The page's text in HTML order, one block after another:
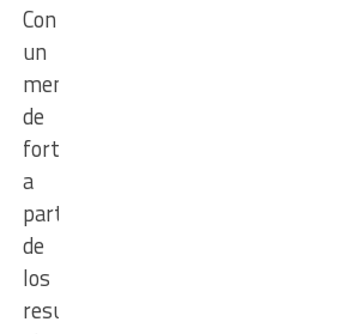
Con
un
mensaje
de
fortalecimiento
a
partir
de
los
resultados